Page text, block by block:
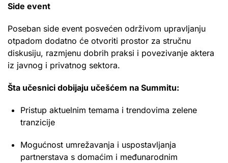
Side event
Poseban side event posvećen održivom upravljanju
otpadom dodatno će otvoriti prostor za stručnu
diskusiju, razmjenu dobrih praksi i povezivanje aktera
iz javnog i privatnog sektora.
Šta učesnici dobijaju učešćem na Summitu:
Pristup aktuelnim temama i trendovima zelene
tranzicije
Mogućnost umrežavanja i uspostavljanja
partnerstava s domaćim i međunarodnim